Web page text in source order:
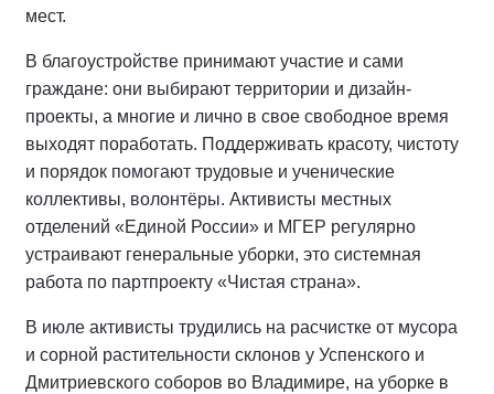
мест.
В благоустройстве принимают участие и сами
граждане: они выбирают территории и дизайн-
проекты, а многие и лично в свое свободное время
выходят поработать. Поддерживать красоту, чистоту
и порядок помогают трудовые и ученические
коллективы, волонтёры. Активисты местных
отделений «Единой России» и МГЕР регулярно
устраивают генеральные уборки, это системная
работа по партпроекту «Чистая страна».
В июле активисты трудились на расчистке от мусора
и сорной растительности склонов у Успенского и
Дмитриевского соборов во Владимире, на уборке в